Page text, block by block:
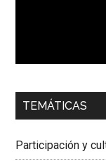
00:00
Dra. Carolina
Colombiana
TEMÁTICAS
Participación y